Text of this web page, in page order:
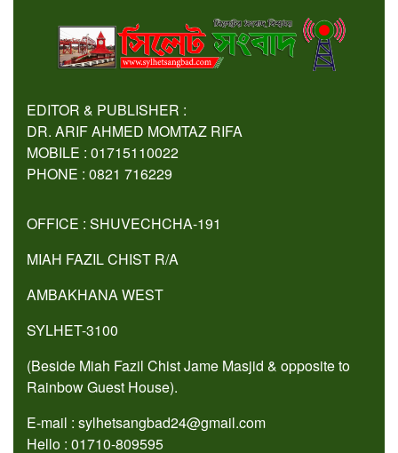
EDITOR & PUBLISHER :
DR. ARIF AHMED MOMTAZ RIFA
MOBILE : 01715110022
PHONE : 0821 716229
OFFICE : SHUVECHCHA-191
MIAH FAZIL CHIST R/A
AMBAKHANA WEST
SYLHET-3100
(Beside Miah Fazil Chist Jame Masjid & opposite to
Rainbow Guest House).
E-mail : sylhetsangbad24@gmail.com
Hello : 01710-809595